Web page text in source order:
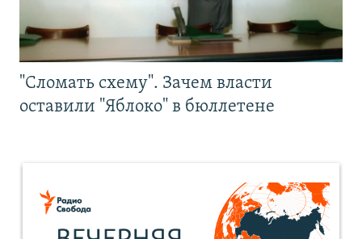
"Сломать схему". Зачем власти
оставили "Яблоко" в бюллетене